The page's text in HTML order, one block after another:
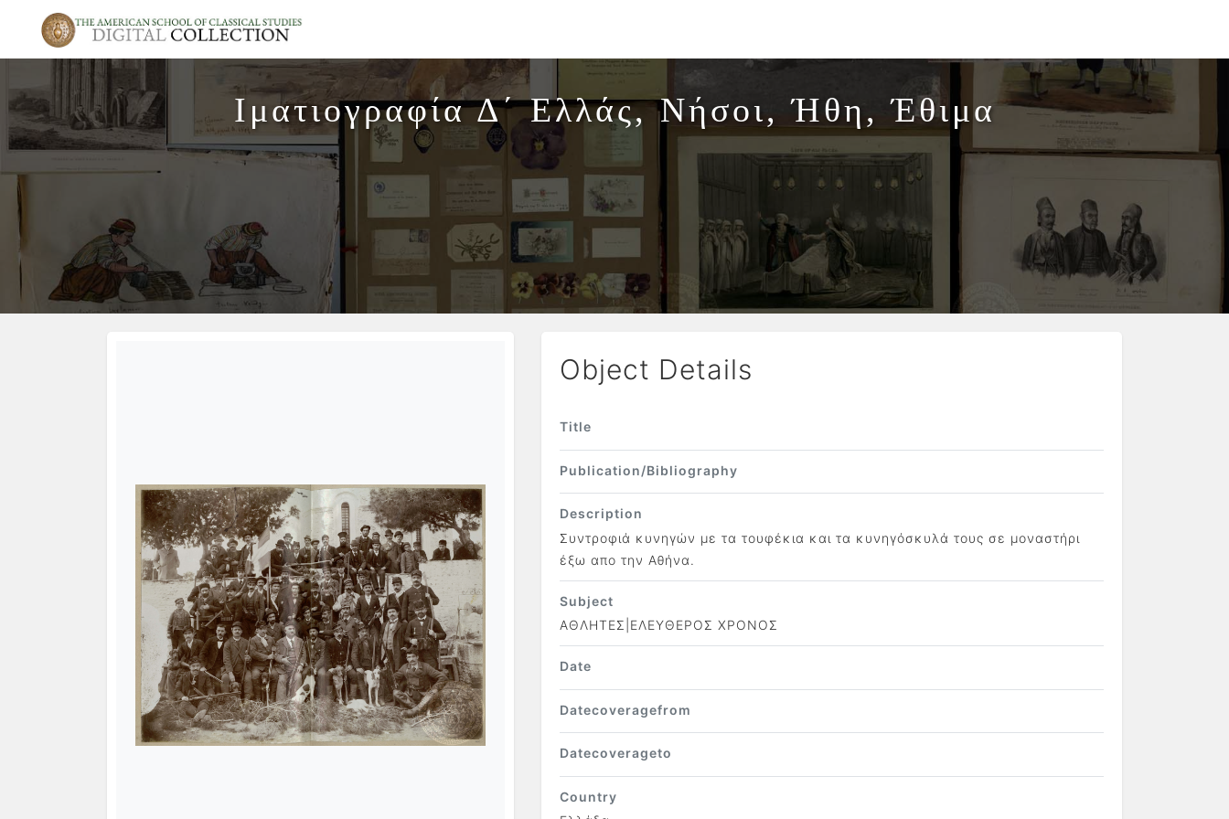
Ιματιογραφία Δ΄ Ελλάς, Νήσοι, Ήθη, Έθιμα
Object Details
Title
Publication/Bibliography
Description
Συντροφιά κυνηγών με τα τουφέκια και τα κυνηγόσκυλά τους σε μοναστήρι
έξω απο την Αθήνα.
Subject
ΑΘΛΗΤΕΣ|ΕΛΕΥΘΕΡΟΣ ΧΡΟΝΟΣ
Date
Datecoveragefrom
Datecoverageto
Country